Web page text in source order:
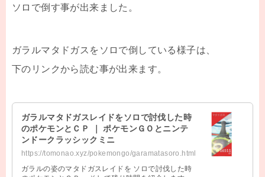
ソロで倒す事が出来ました。
ガラルマタドガスをソロで倒している様子は、
下のリンクから読む事が出来ます。
ガラルマタドガスレイドをソロで討伐した時
のポケモンとＣＰ ｜ ポケモンＧＯとニンテ
ンドークラッシックミニ
https://tomonao.xyz/pokemongo/garamatasoro.html
ガラルの姿のマタドガスレイドを ソロで討伐した時